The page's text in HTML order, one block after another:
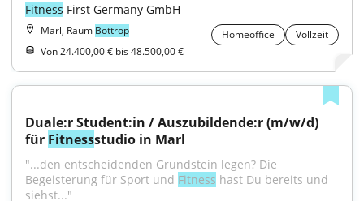
Fitness First Germany GmbH
Marl, Raum Bottrop Homeoffice
Vollzeit
Von 24.400,00 € bis 48.500,00 €
Duale:r Student:in / Auszubildende:r (m/w/d)
für Fitnessstudio in Marl
"...den entscheidenden Grundstein legen? Die
Begeisterung für Sport und Fitness hast Du bereits und
siehst..."